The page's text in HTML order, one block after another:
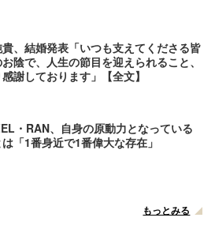
貴、結婚発表「いつも支えてくださる皆
陰で、人生の節目を迎えられること、
謝しております」【全文】
・RAN、自身の原動力となっている
「1番身近で1番偉大な存在」
もっとみる